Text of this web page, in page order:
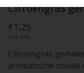
Citroengras
€1,25
Incl. btw
Citroengras
aromatische